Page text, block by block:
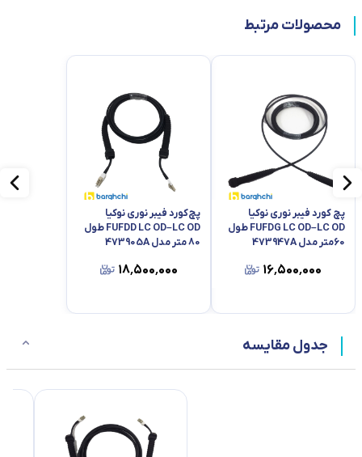
محصولات مرتبط
پچ کورد فیبر نوری نوکیا
FUFDG LC OD–LC OD طول
60متر مدل 473947A
۱۶٬۵۰۰٬۰۰۰
پچ‌کورد فیبر نوری نوکیا
FUFDD LC OD–LC OD طول
80 متر مدل 473905A
۱۸٬۵۰۰٬۰۰۰
جدول مقایسه